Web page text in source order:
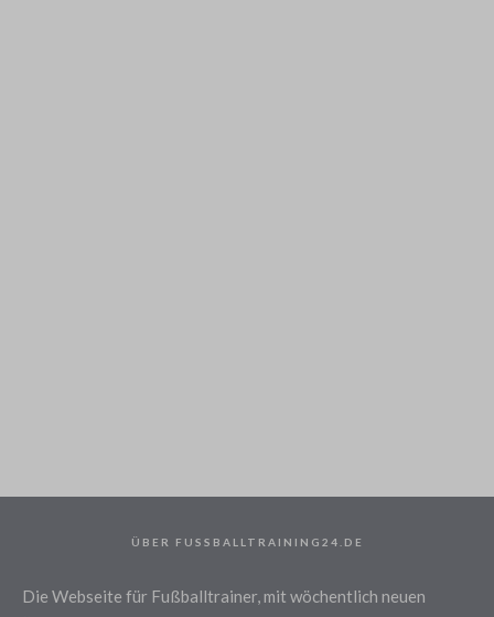
ÜBER FUSSBALLTRAINING24.DE
Die Webseite für Fußballtrainer, mit wöchentlich neuen